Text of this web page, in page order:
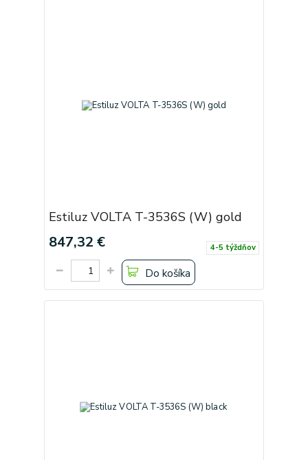
Estiluz VOLTA T-3536S (W) gold
847,32 € 4-5 týždňov
Do košíka